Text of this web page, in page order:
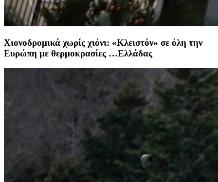
Xιονοδρομικά χωρίς χιόνι: «Κλειστόν» σε όλη την
Ευρώπη με θερμοκρασίες …Ελλάδας